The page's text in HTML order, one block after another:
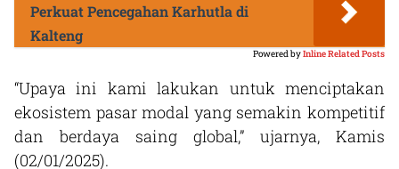
Perkuat Pencegahan Karhutla di
Kalteng
Powered byInline Related Posts
“Upaya ini kami lakukan untuk menciptakan
ekosistem pasar modal yang semakin kompetitif
dan berdaya saing global,” ujarnya, Kamis
(02/01/2025).